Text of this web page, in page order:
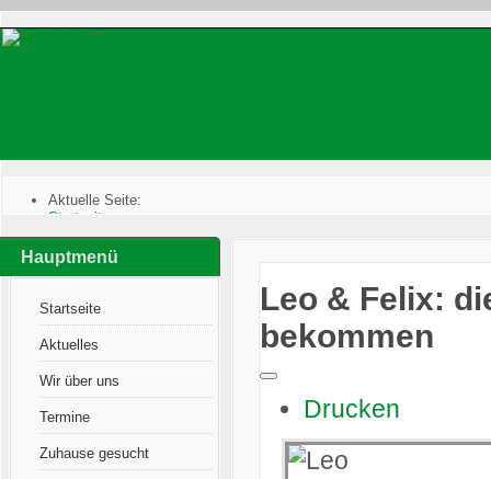
Aktuelle Seite:
Startseite
Zuhause gefunden :
Katzen im Glück
Leo & Felix: die beiden haben ein neues Zuhause bekommen
Hauptmenü
Startseite
Aktuelles
Wir über uns
Termine
Zuhause gesucht
Leo & Felix:
bekommen
Drucken